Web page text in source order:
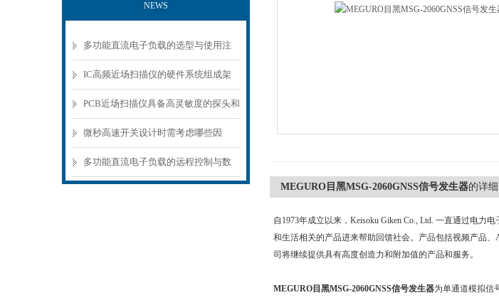
NEWS
多功能直流电子负载的选型与使用注
意事项
IC高频近场扫描仪的硬件系统组成架
构分析
PCB近场扫描仪具备高灵敏度的探头和
精密的扫描机构
微秒高速开关设计时需考虑哪些因
素？
多功能直流电子负载的远程控制与数
MEGURO目黑MSG-2060GNSS信号发生器的详细
自1973年成立以来，Keisoku Giken Co., Ltd. 一直通过电
和生活相关的产品进来帮助回馈社会。产品包括视频产品
司将继续提供具有高度创造力和附加值的产品和服务。
MEGURO目黑MSG-2060GNSS信号发生器为单通道模拟信